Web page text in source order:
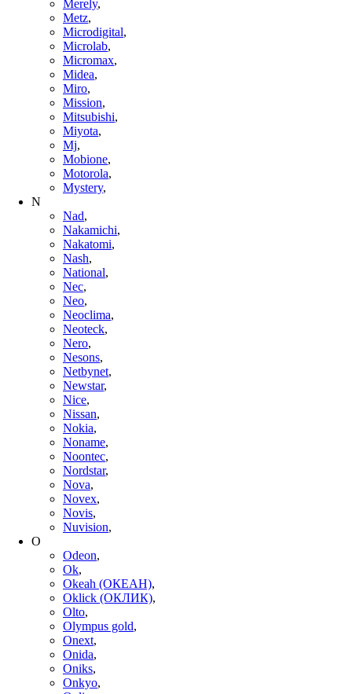
Merely,
Metz,
Microdigital,
Microlab,
Micromax,
Midea,
Miro,
Mission,
Mitsubishi,
Miyota,
Mj,
Mobione,
Motorola,
Mystery,
N
Nad,
Nakamichi,
Nakatomi,
Nash,
National,
Nec,
Neo,
Neoclima,
Neoteck,
Nero,
Nesons,
Netbynet,
Newstar,
Nice,
Nissan,
Nokia,
Noname,
Noontec,
Nordstar,
Nova,
Novex,
Novis,
Nuvision,
O
Odeon,
Ok,
Okeah (ОКЕАН),
Oklick (ОКЛИК),
Olto,
Olympus gold,
Onext,
Onida,
Oniks,
Onkyo,